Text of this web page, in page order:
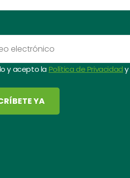
y acepto laPolítica de Privacidady